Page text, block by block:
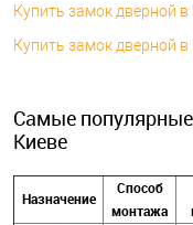
Купить замок дверной
Купить замок дверной
Самые
Киеве
Назначение
Способ
монтажа